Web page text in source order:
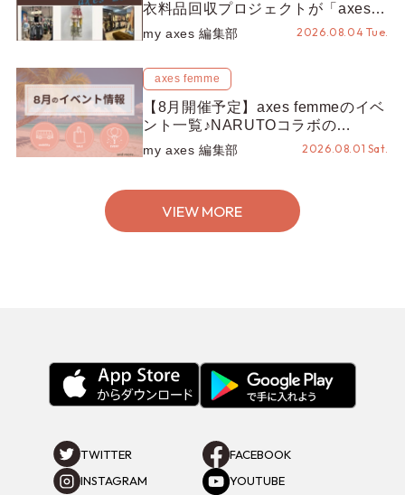
衣料品回収プロジェクトが「axes
LOOP」にアップデート！活用する
とポイントが手に入る◎
my axes 編集部 2026.08.04 Tue.
axes femme
【8月開催予定】axes femmeのイベ
ント一覧♪NARUTOコラボの
REZEN POPUPから、プチYour
Stage.、ティーパーティまで！8月
my axes 編集部 2026.08.01 Sat.
VIEW MORE
TWITTER
FACEBOOK
INSTAGRAM
YOUTUBE